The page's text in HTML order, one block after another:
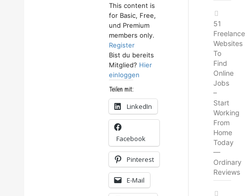
This content is
for Basic, Free,
und Premium
members only.
Register
Bist du bereits
Mitglied? Hier
einloggen
Teilen mit:
LinkedIn
Facebook
Pinterest
E-Mail
51
Freelance
Websites
To
Find
Online
Jobs
–
Start
Working
From
Home
Today
—
Ordinary
Reviews